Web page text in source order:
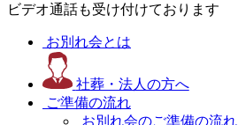
ビデオ通話も受け付けております
お別れ会とは
社葬・法人の方へ
ご準備の流れ
お別れ会のご準備の流れ